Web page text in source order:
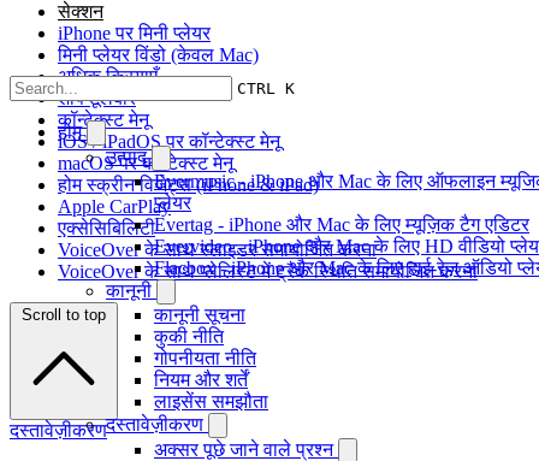
CTRL K
होम
उत्पाद
Evermusic - iPhone और Mac के लिए ऑफलाइन
प्लेयर
Evertag - iPhone और Mac के लिए म्यूज़िक टैग एडिटर
Evervideo - iPhone और Mac के लिए HD वीडियो
Flacbox - iPhone और Mac के लिए हाई-रेज़ ऑडियो
कानूनी
कानूनी सूचना
कुकी नीति
गोपनीयता नीति
नियम और शर्तें
लाइसेंस समझौता
दस्तावेज़ीकरण
अक्सर पूछे जाने वाले प्रश्न
सेक्शन
iPhone पर मिनी प्लेयर
मिनी प्लेयर विंडो (केवल Mac)
अधिक क्रियाएँ
शीर्ष टूलबार
कॉन्टेक्स्ट मेनू
iOS / iPadOS पर कॉन्टेक्स्ट मेनू
macOS पर कॉन्टेक्स्ट मेनू
होम स्क्रीन विजेट्स (iPhone & iPad)
Apple CarPlay
एक्सेसिबिलिटी
VoiceOver के साथ स्लाइडर समायोजित करना
VoiceOver के साथ प्लेलिस्ट में ट्रैक स्थिति समायोजित करना
Scroll to top
दस्तावेज़ीकरण